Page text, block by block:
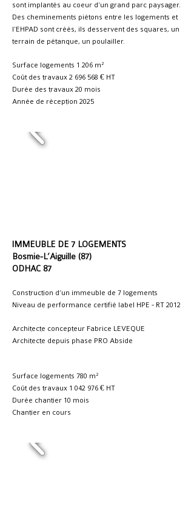
sont implantés au coeur d’un grand parc paysager.
Des cheminements piétons entre les logements et
l’EHPAD sont créés, ils desservent des squares, un
terrain de pétanque, un poulailler.
Surface logements 1 206 m²
Coût des travaux 2 696 568 € HT
Durée des travaux 20 mois
Année de réception 2025
IMMEUBLE DE 7 LOGEMENTS
Bosmie-L’Aiguille (87)
ODHAC 87
Construction d’un immeuble de 7 logements
Niveau de performance certifié label HPE - RT 2012
Architecte concepteur Fabrice LEVEQUE
Architecte depuis phase PRO Abside
Surface logements 780 m²
Coût des travaux 1 042 976 € HT
Durée chantier 10 mois
Chantier en cours